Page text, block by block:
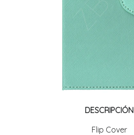
DESCRIPCIÓN
Flip Cover